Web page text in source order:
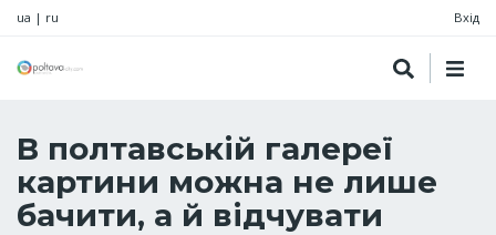
ua | ru Вхід
В полтавській галереї
картини можна не лише
бачити, а й відчувати